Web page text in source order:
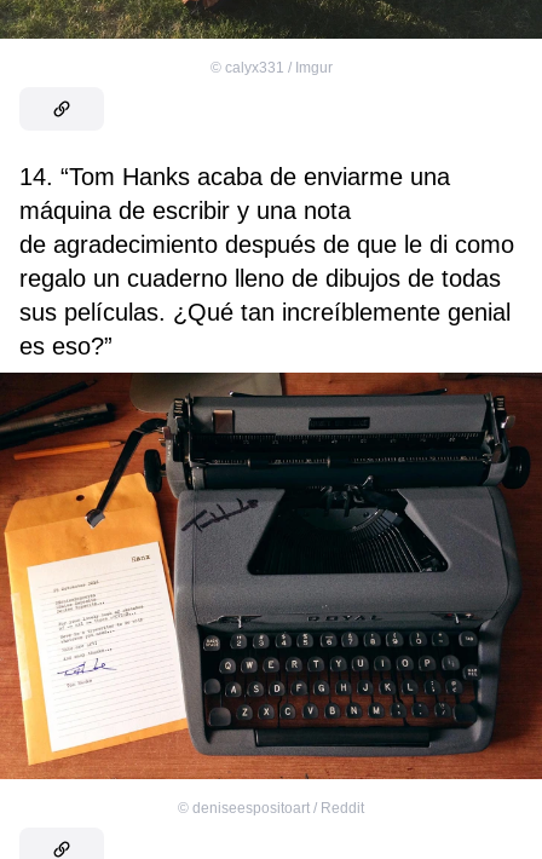
© calyx331 / Imgur
14. “Tom Hanks acaba de enviarme una
máquina de escribir y una nota
de agradecimiento después de que le di como
regalo un cuaderno lleno de dibujos de todas
sus películas. ¿Qué tan increíblemente genial
es eso?”
© deniseespositoart / Reddit